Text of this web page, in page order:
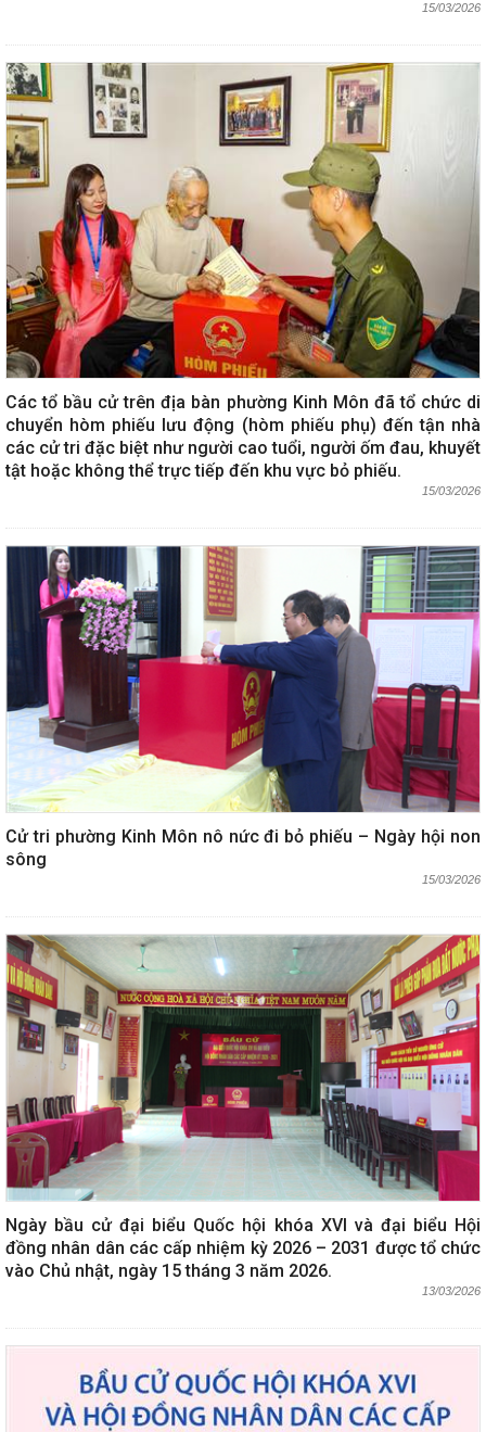
15/03/2026
Các tổ bầu cử trên địa bàn phường Kinh Môn đã tổ chức di
chuyển hòm phiếu lưu động (hòm phiếu phụ) đến tận nhà
các cử tri đặc biệt như người cao tuổi, người ốm đau, khuyết
tật hoặc không thể trực tiếp đến khu vực bỏ phiếu.
15/03/2026
Cử tri phường Kinh Môn nô nức đi bỏ phiếu – Ngày hội non
sông
15/03/2026
Ngày bầu cử đại biểu Quốc hội khóa XVI và đại biểu Hội
đồng nhân dân các cấp nhiệm kỳ 2026 – 2031 được tổ chức
vào Chủ nhật, ngày 15 tháng 3 năm 2026.
13/03/2026